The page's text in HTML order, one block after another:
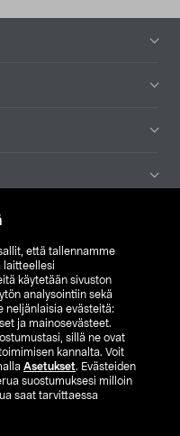
että tallennamme
laitteellesi
käytetään sivuston
analysointiin sekä
neljänlaisia evästeitä:
ja mainosevästeet.
sillä ne ovat
kannalta. Voit
Asetukset. Evästeiden
suostumuksesi milloin
saat tarvittaessa
FI